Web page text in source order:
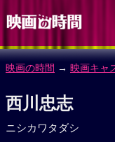
映画の時間 → 映画キャ
西川忠志
ニシカワタダシ